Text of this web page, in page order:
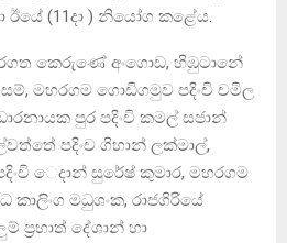
(11දා ) නියෝග කළේය.
කෙරුණේ අංගොඩ, හිඹුටානේ
මහරගම ගොඩිගමුව පදිංචි චමිල
පුර පදිංචි කමල් සජාන්
පදිංච ගිහාන් ලක්මාල්,
‍ෙදාන් සුරේෂ් කුමාර, මහරගම
මධුශංක, රාජගිරියේ
ප්‍රභාත් දේශාන් හා